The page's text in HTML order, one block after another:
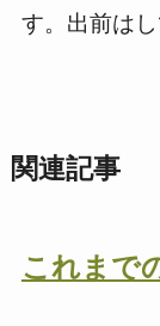
す。出前はし
関連記事
これまで